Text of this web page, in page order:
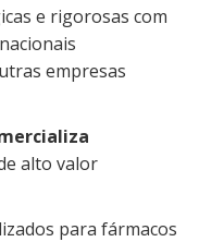
e rigorosas com
empresas
alto valor
para fármacos